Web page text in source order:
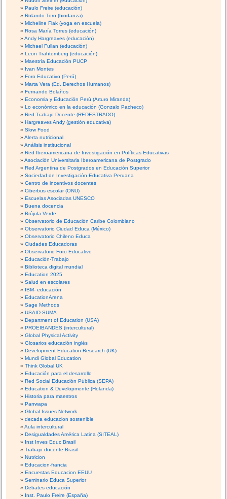
Paulo Freire (educación)
Rolando Toro (biodanza)
Micheline Flak (yoga en escuela)
Rosa María Torres (educación)
Andy Hargreaves (educación)
Michael Fullan (educación)
Leon Trahtemberg (educación)
Maestría Educación PUCP
Ivan Montes
Foro Educativo (Perú)
Marta Vera (Ed. Derechos Humanos)
Fernando Bolaños
Economia y Educación Perú (Arturo Miranda)
Lo económico en la educación (Gonzalo Pacheco)
Red Trabajo Docente (REDESTRADO)
Hargreaves Andy (gestión educativa)
Slow Food
Alerta nutricional
Análisis institucional
Red Iberoamericana de Investigación en Políticas Educativas
Asociación Universitaria Iberoamericana de Postgrado
Red Argentina de Postgrados en Educación Superior
Sociedad de Investigación Educativa Peruana
Centro de incentivos docentes
Ciberbus escolar (ONU)
Escuelas Asociadas UNESCO
Buena docencia
Brújula Verde
Observatorio de Educación Caribe Colombiano
Observatorio Ciudad Educa (México)
Observatorio Chileno Educa
Ciudades Educadoras
Observatorio Foro Educativo
Educación-Trabajo
Biblioteca digital mundial
Education 2025
Salud en escolares
IBM- educación
EducationArena
Sage Methods
USAID-SUMA
Department of Education (USA)
PROEIBANDES (intercultural)
Global Physical Activity
Glosarios educación inglés
Development Education Research (UK)
Mundi Global Education
Think Global UK
Educación para el desarrollo
Red Social Educación Pública (SEPA)
Education & Developmente (Holanda)
Historia para maestros
Panwapa
Global Issues Network
decada educacion sostenible
Aula intercultural
Desigualdades América Latina (SITEAL)
Inst Inves Educ Brasil
Trabajo docente Brasil
Nutricion
Educacion-francia
Encuestas Educacion EEUU
Seminario Educa Superior
Debates educación
Inst. Paulo Freire (España)